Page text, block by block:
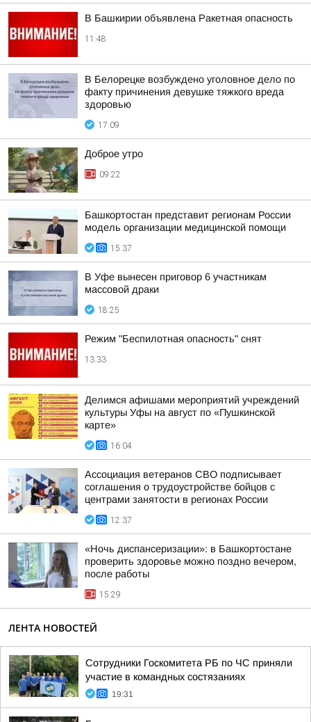
В Башкирии объявлена Ракетная опасность
11:48
В Белорецке возбуждено уголовное дело по
факту причинения девушке тяжкого вреда
здоровью
17:09
Доброе утро
09:22
Башкортостан представит регионам России
модель организации медицинской помощи
15:37
В Уфе вынесен приговор 6 участникам
массовой драки
18:25
Режим "Беспилотная опасность" снят
13:33
Делимся афишами мероприятий учреждений
культуры Уфы на август по «Пушкинской
карте»
16:04
Ассоциация ветеранов СВО подписывает
соглашения о трудоустройстве бойцов с
центрами занятости в регионах России
12:37
«Ночь диспансеризации»: в Башкортостане
проверить здоровье можно поздно вечером,
после работы
15:29
ЛЕНТА НОВОСТЕЙ
Сотрудники Госкомитета РБ по ЧС приняли
участие в командных состязаниях
19:31